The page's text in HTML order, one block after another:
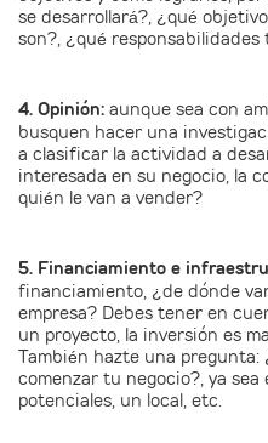
se desarrollará?, ¿qué
son?, ¿qué
4. Opinión: aunque sea con
busquen hacer una
a clasificar la actividad a
interesada en su negocio, la
quién le van a vender?
5. Financiamiento e
financiamiento, ¿de dónde
empresa? Debes tener en
un proyecto, la inversión es
También hazte una pregunta:
comenzar tu negocio?, ya
potenciales, un local, etc.